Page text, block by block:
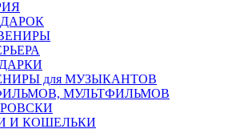
для МУЗЫКАНТОВ
МУЛЬТФИЛЬМОВ
И КОШЕЛЬКИ